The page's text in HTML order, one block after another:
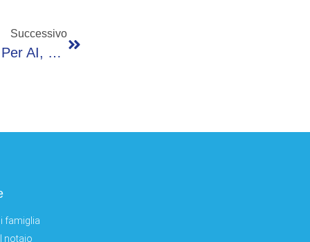
Successivo
Gola (Open Fiber): “Più Utilizzo Della Fibra Per AI, Cloud E Digitale Italia”
famiglia
notaio